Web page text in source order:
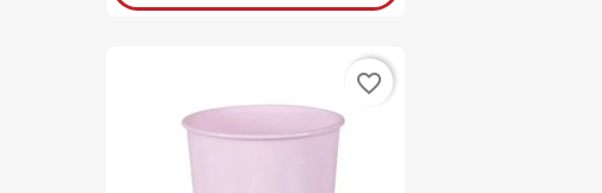
favorite_border